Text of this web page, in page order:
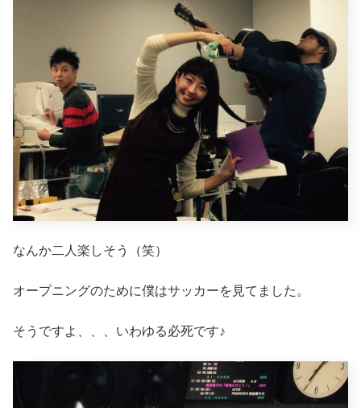
なんか二人楽しそう（笑）
オープニングのために僕はサッカーを見てました。
そうですよ、、、いわゆる必死です♪